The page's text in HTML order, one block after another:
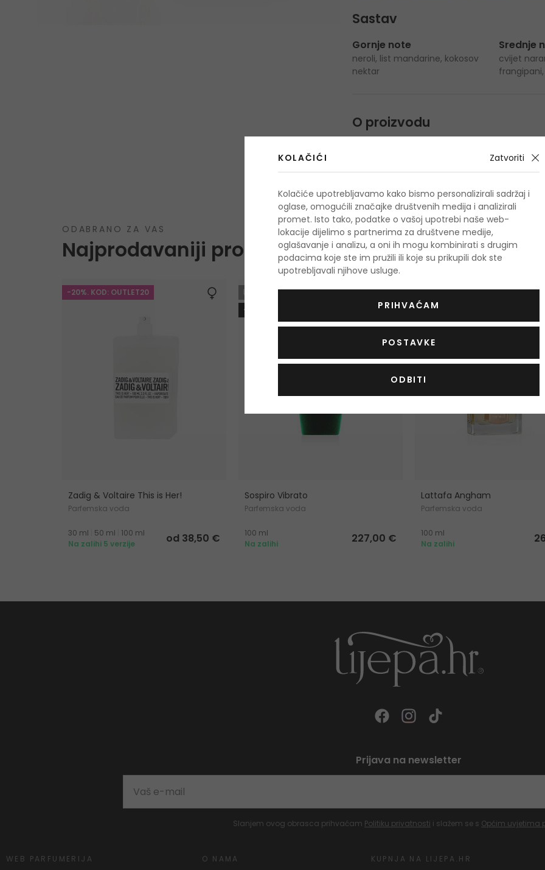
Sastav
Gornje note
neroli, list mandarine, kokosov
nektar
Srednje
cvijet
O proizvodu
ODABRANO ZA VAS
Najprodavaniji proizvodi
-20%. KOD: OUTLET20
Zadig & Voltaire This is Her!
Parfemska voda
30 ml 50 ml
100 ml
Na zalihi 5 verzije
od 38,50 €
GRATIS
-10%. KOD: OUTLET10
Sospiro Vibrato
Parfemska voda
100 ml
Na zalihi
227,00 €
-10%. KOD: OUTLET10
Lattafa Angham
Parfemska voda
100 ml
Na zalihi
Prijava na newsletter
Slanjem ovog obrasca prihvaćam Politiku privatnosti i slažem se s Općim uvjetima
WEB PARFUMERIJA O NAMA KUPNJA NA LIJEPA.HR
KOLAČIĆI Zatvoriti
Kolačiće upotrebljavamo kako bismo personalizirali sadržaj i
oglase, omogućili značajke društvenih medija i analizirali
promet. Isto tako, podatke o vašoj upotrebi naše web-
lokacije dijelimo s partnerima za društvene medije,
oglašavanje i analizu, a oni ih mogu kombinirati s drugim
podacima koje ste im pružili ili koje su prikupili dok ste
upotrebljavali njihove usluge.
PRIHVAĆAM
POSTAVKE
ODBITI